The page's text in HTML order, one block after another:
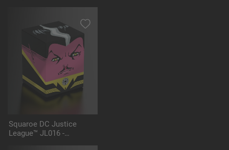
Squaroe DC Justice
League™ JL016 -